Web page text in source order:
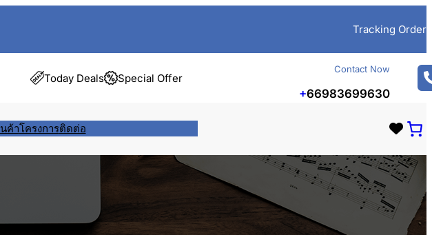
Tracking Order
Today Deals Special Offer
Contact Now
+66983699630
ค้าโครงการติดต่อ